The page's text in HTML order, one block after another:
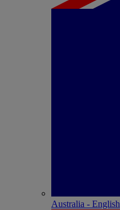
Australia - English